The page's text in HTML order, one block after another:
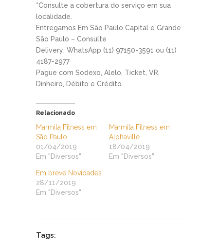
*Consulte a cobertura do serviço em sua
localidade.
Entregamos Em São Paulo Capital e Grande
São Paulo – Consulte
Delivery: WhatsApp (11) 97150-3591 ou (11)
4187-2977
Pague com Sodexo, Alelo, Ticket, VR,
Dinheiro, Débito e Crédito.
Relacionado
Marmita Fitness em
São Paulo
01/04/2019
Em "Diversos"
Marmita Fitness em
Alphaville
18/04/2019
Em "Diversos"
Em breve Novidades
28/11/2019
Em "Diversos"
Tags: